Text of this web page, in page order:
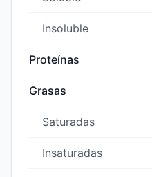
Insoluble
Proteínas
Grasas
Saturadas
Insaturadas